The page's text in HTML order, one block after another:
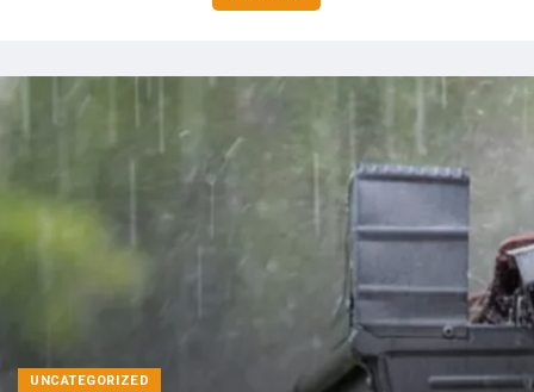
UNCATEGORIZED